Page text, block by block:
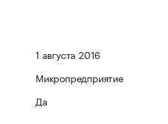
1 августа 2016
Микропредприятие
Да